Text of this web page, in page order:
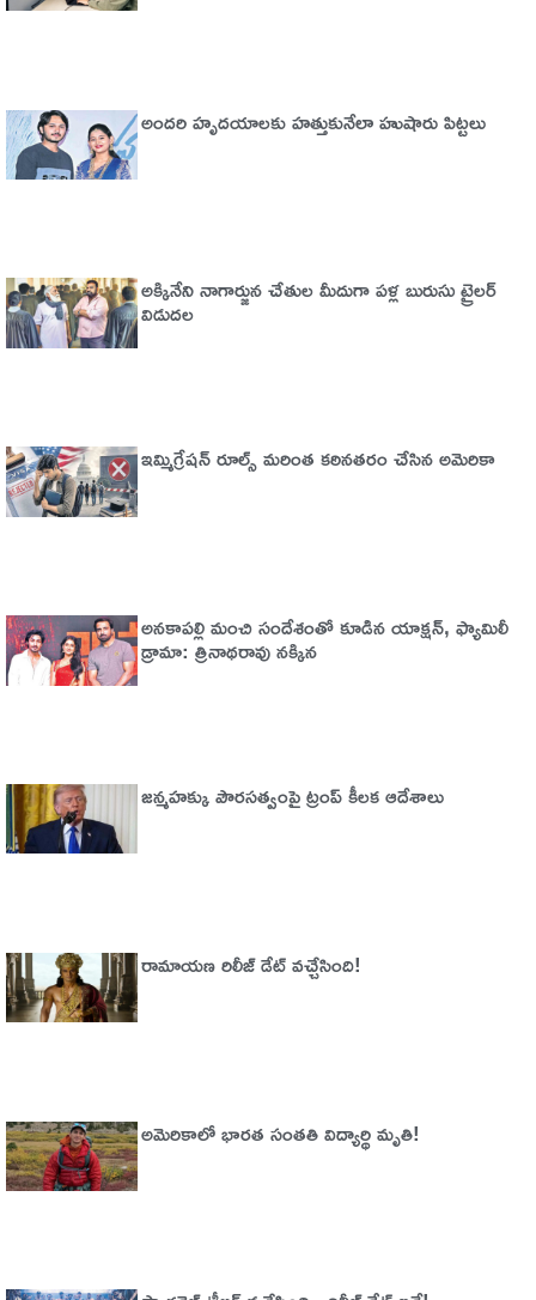
అందరి హృదయాలకు హత్తుకునేలా హుషారు పిట్టలు
అక్కినేని నాగార్జున చేతుల మీదుగా పళ్ల బురుసు ట్రైలర్‌
విడుదల
ఇమ్మిగ్రేషన్‌ రూల్స్‌ మరింత కఠినతరం చేసిన అమెరికా
అనకాపల్లి మంచి సందేశంతో కూడిన యాక్షన్, ఫ్యామిలీ
డ్రామా: త్రినాథరావు నక్కిన
జన్మహక్కు పౌరసత్వంపై ట్రంప్ కీలక ఆదేశాలు
రామాయణ రిలీజ్ డేట్ వచ్చేసింది!
అమెరికాలో భార‌త సంత‌తి విద్యార్థి మృతి!